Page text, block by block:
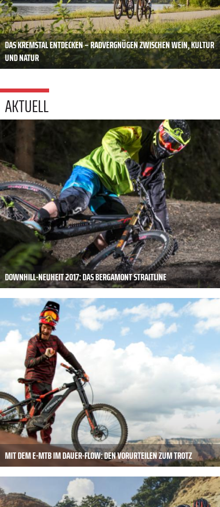
DAS KREMSTAL ENTDECKEN – RADVERGNÜGEN ZWISCHEN WEIN, KULTUR
UND NATUR
AKTUELL
DOWNHILL-NEUHEIT 2017: DAS BERGAMONT STRAITLINE
MIT DEM E-MTB IM DAUER-FLOW: DEN VORURTEILEN ZUM TROTZ